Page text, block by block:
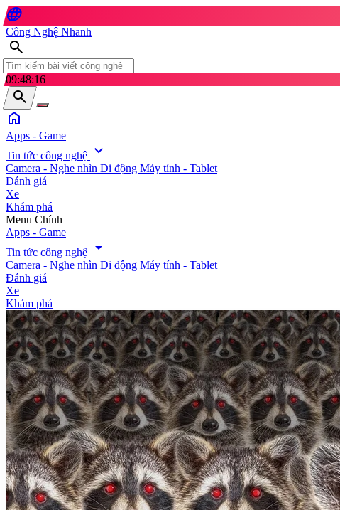
language
Công Nghệ Nhanh
search
09:48:18
search
home
Apps - Game
Tin tức công nghệ expand_more
Camera - Nghe nhìn Di động Máy tính - Tablet
Đánh giá
Xe
Khám phá
search
Menu Chính
Apps - Game
Tin tức công nghệ
arrow_drop_down
Camera - Nghe nhìn Di động Máy tính - Tablet
Đánh giá
Xe
Khám phá